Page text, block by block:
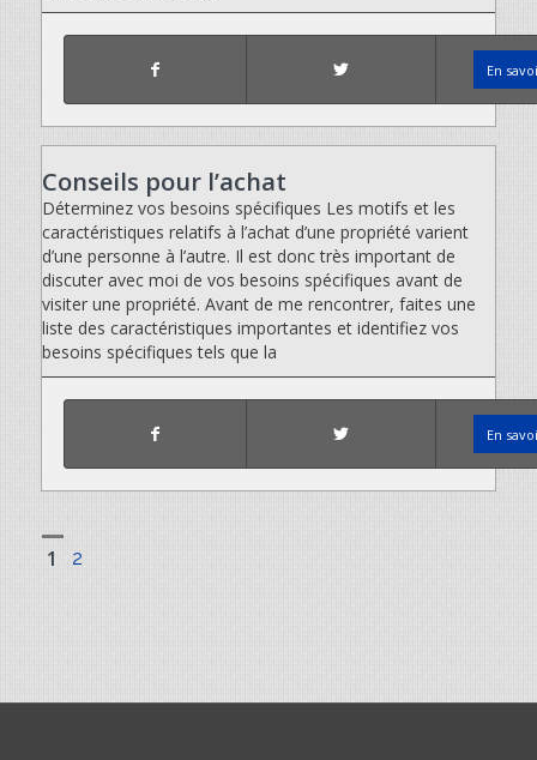
En
Conseils pour l’achat
Déterminez vos besoins spécifiques Les motifs et les
caractéristiques relatifs à l’achat d’une propriété varient
d’une personne à l’autre. Il est donc très important de
discuter avec moi de vos besoins spécifiques avant de
visiter une propriété. Avant de me rencontrer, faites une
liste des caractéristiques importantes et identifiez vos
besoins spécifiques tels que la
En
1 2